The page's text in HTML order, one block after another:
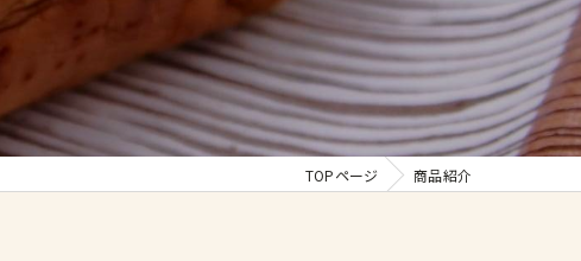
TOPページ 商品紹介